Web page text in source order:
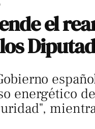
el
energético